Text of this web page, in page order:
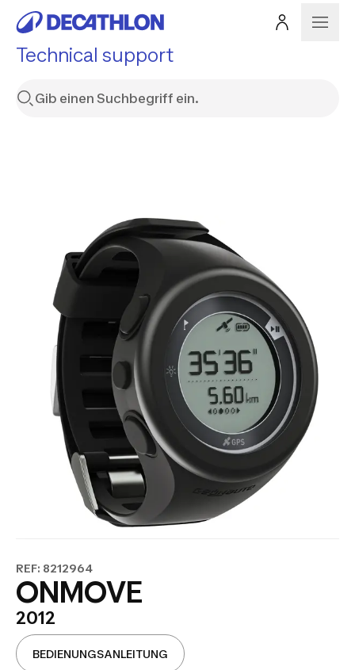
Technical support
REF: 8212964
ONMOVE
2012
BEDIENUNGSANLEITUNG